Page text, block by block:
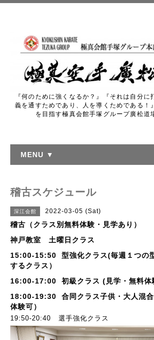
『何のために強くなるか？』『それは自分に
義を通すためであり、人を導くためである！
を目指す極真会館手塚グループ廣松道
MENU ▼
稽古スケジュール
深江会館 2022-03-05 (Sat)
稽古（クラス別無料体験・見学あり）
神戸教室 土曜日クラス
15:00-15:50 型強化クラス(毎週１つの
するクラス）
16:00-17:00 初級クラス (見学・無料体
18:00-19:30 合同クラス子供・大人混
体験可）
19:50-20:40 選手強化クラス